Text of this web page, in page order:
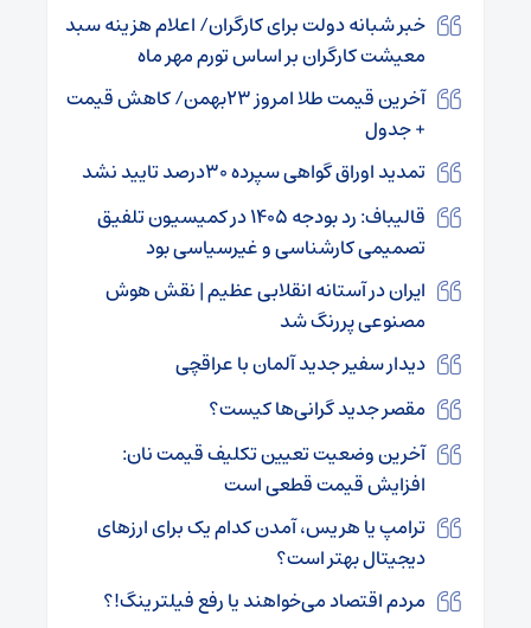
خبر شبانه دولت برای کارگران/ اعلام هزینه سبد
معیشت کارگران بر اساس تورم مهر ماه
آخرین قیمت طلا امروز ۲۳بهمن/ کاهش قیمت
+ جدول
تمدید اوراق گواهی سپرده ۳۰درصد تایید نشد
قالیباف: رد بودجه ۱۴۰۵ در کمیسیون تلفیق
تصمیمی کارشناسی و غیرسیاسی بود
ایران در آستانه انقلابی عظیم | نقش هوش
مصنوعی پررنگ شد
دیدار سفیر جدید آلمان با عراقچی
مقصر جدید گرانی‌ها کیست؟
آخرین وضعیت تعیین تکلیف قیمت نان:
افزایش قیمت قطعی است
ترامپ یا هریس، آمدن کدام یک برای ارزهای
دیجیتال بهتر است؟
مردم اقتصاد می‌خواهند یا رفع فیلترینگ!؟